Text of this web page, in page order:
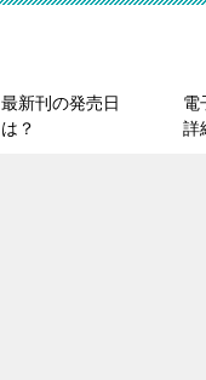
最新刊の発売日
は？
電
詳